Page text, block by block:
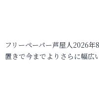
フリーペーパー芦屋人2026
置きで今までよりさらに幅広